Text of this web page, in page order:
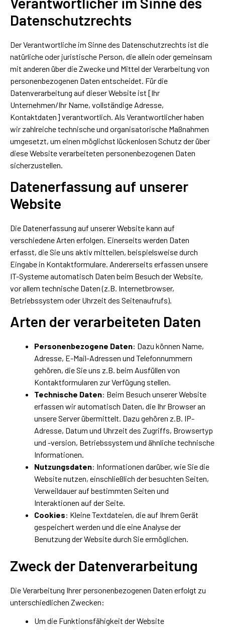
Datenschutzrechts
Der Verantwortliche im Sinne des Datenschutzrechts ist die
natürliche oder juristische Person, die allein oder gemeinsam
mit anderen über die Zwecke und Mittel der Verarbeitung von
personenbezogenen Daten entscheidet. Für die
Datenverarbeitung auf dieser Website ist [Ihr
Unternehmen/Ihr Name, vollständige Adresse,
Kontaktdaten] verantwortlich. Als Verantwortlicher haben
wir zahlreiche technische und organisatorische Maßnahmen
umgesetzt, um einen möglichst lückenlosen Schutz der über
diese Website verarbeiteten personenbezogenen Daten
sicherzustellen.
Datenerfassung auf unserer
Website
Die Datenerfassung auf unserer Website kann auf
verschiedene Arten erfolgen. Einerseits werden Daten
erfasst, die Sie uns aktiv mitteilen, beispielsweise durch
Eingabe in Kontaktformulare. Andererseits erfassen unsere
IT-Systeme automatisch Daten beim Besuch der Website,
vor allem technische Daten (z.B. Internetbrowser,
Betriebssystem oder Uhrzeit des Seitenaufrufs).
Arten der verarbeiteten Daten
Personenbezogene Daten: Dazu können Name,
Adresse, E-Mail-Adressen und Telefonnummern
gehören, die Sie uns z.B. beim Ausfüllen von
Kontaktformularen zur Verfügung stellen.
Technische Daten: Beim Besuch unserer Website
erfassen wir automatisch Daten, die Ihr Browser an
unsere Server übermittelt. Dazu gehören z.B. IP-
Adresse, Datum und Uhrzeit des Zugriffs, Browsertyp
und -version, Betriebssystem und ähnliche technische
Informationen.
Nutzungsdaten: Informationen darüber, wie Sie die
Website nutzen, einschließlich der besuchten Seiten,
Verweildauer auf bestimmten Seiten und
Interaktionen auf der Seite.
Cookies: Kleine Textdateien, die auf Ihrem Gerät
gespeichert werden und die eine Analyse der
Benutzung der Website durch Sie ermöglichen.
Zweck der Datenverarbeitung
Die Verarbeitung Ihrer personenbezogenen Daten erfolgt zu
unterschiedlichen Zwecken:
Um die Funktionsfähigkeit der Website